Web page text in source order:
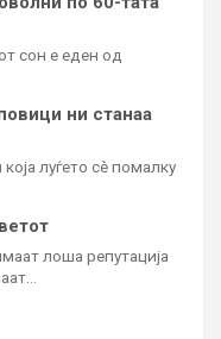
сон е еден од
ни станаа
луѓето сè помалку
лоша репутација